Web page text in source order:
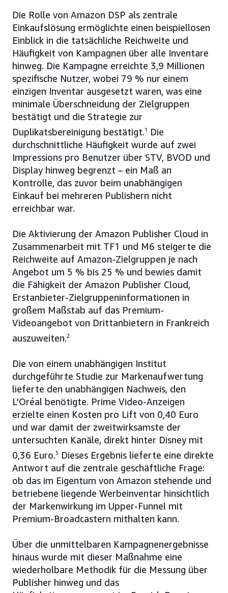
Die Rolle von Amazon DSP als zentrale
Einkaufslösung ermöglichte einen beispiellosen
Einblick in die tatsächliche Reichweite und
Häufigkeit von Kampagnen über alle Inventare
hinweg. Die Kampagne erreichte 3,9 Millionen
spezifische Nutzer, wobei 79 % nur einem
einzigen Inventar ausgesetzt waren, was eine
minimale Überschneidung der Zielgruppen
bestätigt und die Strategie zur
Duplikatsbereinigung bestätigt.1
Die
durchschnittliche Häufigkeit wurde auf zwei
Impressions pro Benutzer über STV, BVOD und
Display hinweg begrenzt – ein Maß an
Kontrolle, das zuvor beim unabhängigen
Einkauf bei mehreren Publishern nicht
erreichbar war.
Die Aktivierung der Amazon Publisher Cloud in
Zusammenarbeit mit TF1 und M6 steigerte die
Reichweite auf Amazon-Zielgruppen je nach
Angebot um 5 % bis 25 % und bewies damit
die Fähigkeit der Amazon Publisher Cloud,
Erstanbieter-Zielgruppeninformationen in
großem Maßstab auf das Premium-
Videoangebot von Drittanbietern in Frankreich
auszuweiten.2
Die von einem unabhängigen Institut
durchgeführte Studie zur Markenaufwertung
lieferte den unabhängigen Nachweis, den
L'Oréal benötigte. Prime Video-Anzeigen
erzielte einen Kosten pro Lift von 0,40 Euro
und war damit der zweitwirksamste der
untersuchten Kanäle, direkt hinter Disney mit
0,36 Euro.3
Dieses Ergebnis lieferte eine direkte
Antwort auf die zentrale geschäftliche Frage:
ob das im Eigentum von Amazon stehende und
betriebene liegende Werbeinventar hinsichtlich
der Markenwirkung im Upper-Funnel mit
Premium-Broadcastern mithalten kann.
Über die unmittelbaren Kampagnenergebnisse
hinaus wurde mit dieser Maßnahme eine
wiederholbare Methodik für die Messung über
Publisher hinweg und das